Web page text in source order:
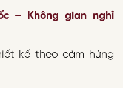
– Không gian nghỉ
kế theo cảm hứng